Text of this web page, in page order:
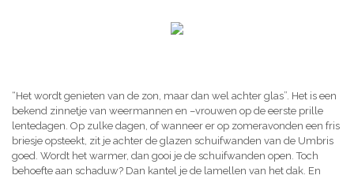
“Het wordt genieten van de zon, maar dan wel achter glas”. Het is een
bekend zinnetje van weermannen en –vrouwen op de eerste prille
lentedagen. Op zulke dagen, of wanneer er op zomeravonden een fris
briesje opsteekt, zit je achter de glazen schuifwanden van de Umbris
goed. Wordt het warmer, dan gooi je de schuifwanden open. Toch
behoefte aan schaduw? Dan kantel je de lamellen van het dak. En